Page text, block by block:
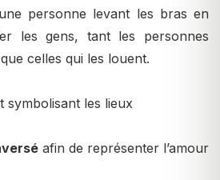
personne levant les bras en
les gens, tant les personnes
celles qui les louent.
symbolisant les lieux
afin de représenter l’amour